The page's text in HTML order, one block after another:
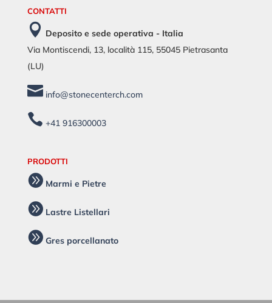
CONTATTI
 Deposito e sede operativa - Italia
Via Montiscendi, 13, località 115, 55045 Pietrasanta
(LU)
info@stonecenterch.com
 +41 916300003
PRODOTTI
 Marmi e Pietre
 Lastre Listellari
 Gres porcellanato